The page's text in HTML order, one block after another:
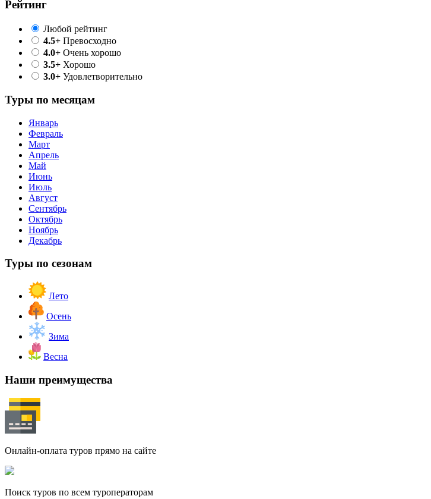
Рейтинг
Любой рейтинг
4.5+ Превосходно
4.0+ Очень хорошо
3.5+ Хорошо
3.0+ Удовлетворительно
Туры по месяцам
Январь
Февраль
Март
Апрель
Май
Июнь
Июль
Август
Сентябрь
Октябрь
Ноябрь
Декабрь
Туры по сезонам
Лето
Осень
Зима
Весна
Наши преимущества
Онлайн-оплата туров прямо на сайте
Поиск туров по всем туроператорам